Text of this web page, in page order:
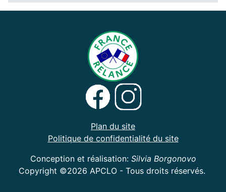
Plan du site
Politique de confidentialité du site
Conception et réalisation: Silvia Borgonovo
Copyright ©2026 APCLO - Tous droits réservés.